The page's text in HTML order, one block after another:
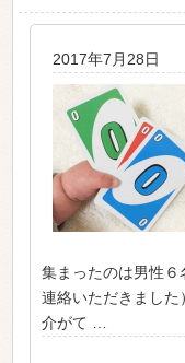
2017年7月28日
集まったのは男性
連絡いただきまし
介がて …